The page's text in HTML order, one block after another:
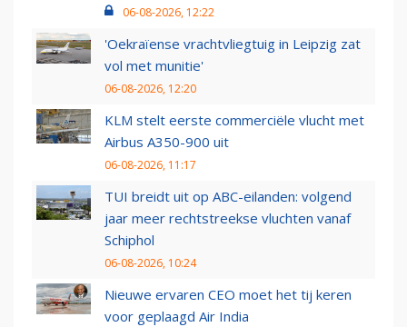
06-08-2026, 12:22
'Oekraïense vrachtvliegtuig in Leipzig zat
vol met munitie'
06-08-2026, 12:20
KLM stelt eerste commerciële vlucht met
Airbus A350-900 uit
06-08-2026, 11:17
TUI breidt uit op ABC-eilanden: volgend
jaar meer rechtstreekse vluchten vanaf
Schiphol
06-08-2026, 10:24
Nieuwe ervaren CEO moet het tij keren
voor geplaagd Air India